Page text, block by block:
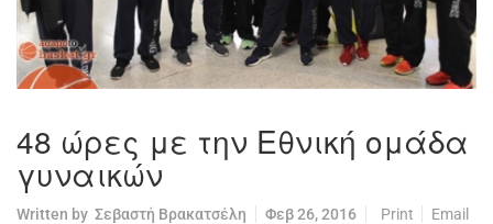
48 ώρες με την Εθνική ομάδα
γυναικών
Written by Σεβαστή Βρακατσέλη Φεβ 26, 2016 Print
Email